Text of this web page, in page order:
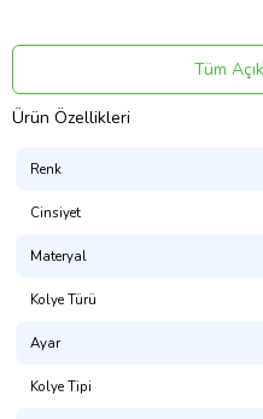
**Takınızı kullanmadığınız
bir kutuda muhafaza ediniz.
**Lütfen diş macunu, kül vb. gibi
özenle hazırlanmıştır. Yılların
Sevdiklerinize ya da kendinize
İstediğiniz notları paketlere
Ürünlerimizi mutlu günlerde
Ürün Kodu:
Tüm
Ürün Özellikleri
Renk
Cinsiyet
Materyal
Kolye Türü
Ayar
Kolye Tipi